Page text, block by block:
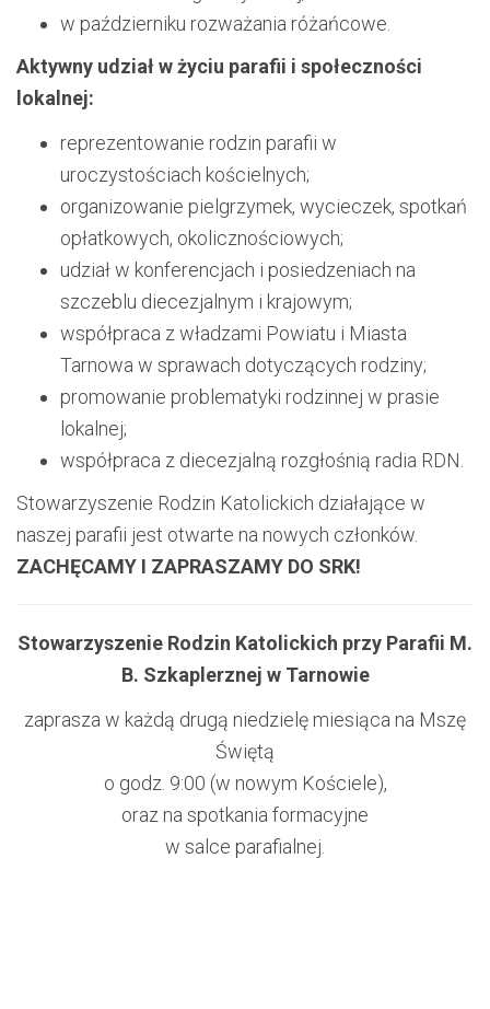
w październiku rozważania różańcowe.
Aktywny udział w życiu parafii i społeczności
lokalnej:
reprezentowanie rodzin parafii w
uroczystościach kościelnych;
organizowanie pielgrzymek, wycieczek, spotkań
opłatkowych, okolicznościowych;
udział w konferencjach i posiedzeniach na
szczeblu diecezjalnym i krajowym;
współpraca z władzami Powiatu i Miasta
Tarnowa w sprawach dotyczących rodziny;
promowanie problematyki rodzinnej w prasie
lokalnej;
współpraca z diecezjalną rozgłośnią radia RDN.
Stowarzyszenie Rodzin Katolickich działające w
naszej parafii jest otwarte na nowych członków.
ZACHĘCAMY I ZAPRASZAMY DO SRK!
Stowarzyszenie Rodzin Katolickich przy Parafii M.
B. Szkaplerznej w Tarnowie
zaprasza w każdą drugą niedzielę miesiąca na Mszę
Świętą
o godz. 9:00 (w nowym Kościele),
oraz na spotkania formacyjne
w salce parafialnej.